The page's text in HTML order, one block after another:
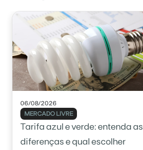
06/08/2026
MERCADO LIVRE
Tarifa azul e verde: entenda as
diferenças e qual escolher